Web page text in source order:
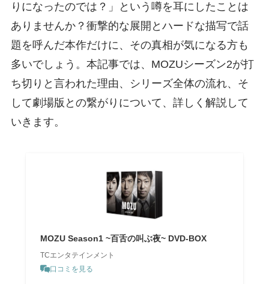
りになったのでは？」という噂を耳にしたことは
ありませんか？衝撃的な展開とハードな描写で話
題を呼んだ本作だけに、その真相が気になる方も
多いでしょう。本記事では、MOZUシーズン2が打
ち切りと言われた理由、シリーズ全体の流れ、そ
して劇場版との繋がりについて、詳しく解説して
いきます。
MOZU Season1 ~百舌の叫ぶ夜~ DVD-BOX
TCエンタテインメント
口コミを見る